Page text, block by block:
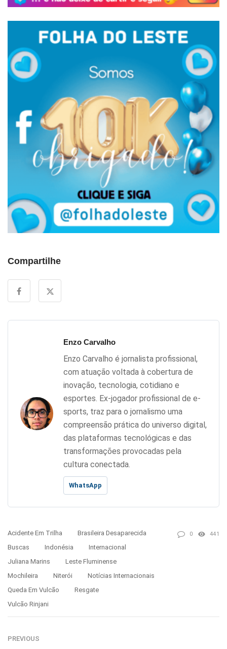
Compartilhe
Enzo Carvalho
Enzo Carvalho é jornalista profissional,
com atuação voltada à cobertura de
inovação, tecnologia, cotidiano e
esportes. Ex-jogador profissional de e-
sports, traz para o jornalismo uma
compreensão prática do universo digital,
das plataformas tecnológicas e das
transformações provocadas pela
cultura conectada.
WhatsApp
Acidente Em Trilha
Brasileira Desaparecida
Buscas
Indonésia
Internacional
Juliana Marins
Leste Fluminense
Mochileira
Niterói
Notícias Internacionais
Queda Em Vulcão
Resgate
Vulcão Rinjani
0 441
PREVIOUS